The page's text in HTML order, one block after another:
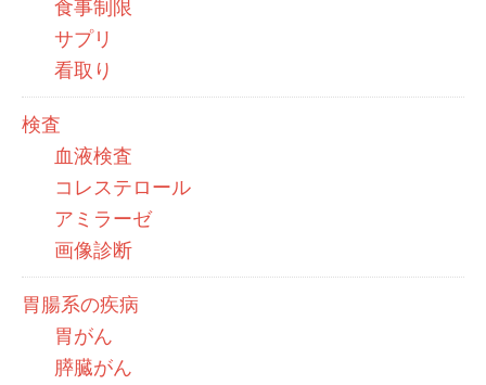
食事制限
サプリ
看取り
検査
血液検査
コレステロール
アミラーゼ
画像診断
胃腸系の疾病
胃がん
膵臓がん